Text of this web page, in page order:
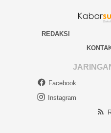
REDAKSI
Facebook
Instagram